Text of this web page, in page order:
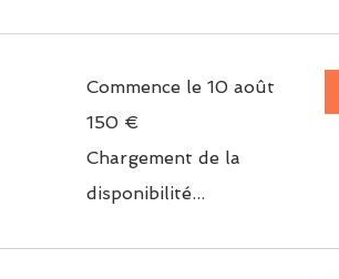
Commence le 10 août
euros
150 €
Chargement de la
disponibilité...